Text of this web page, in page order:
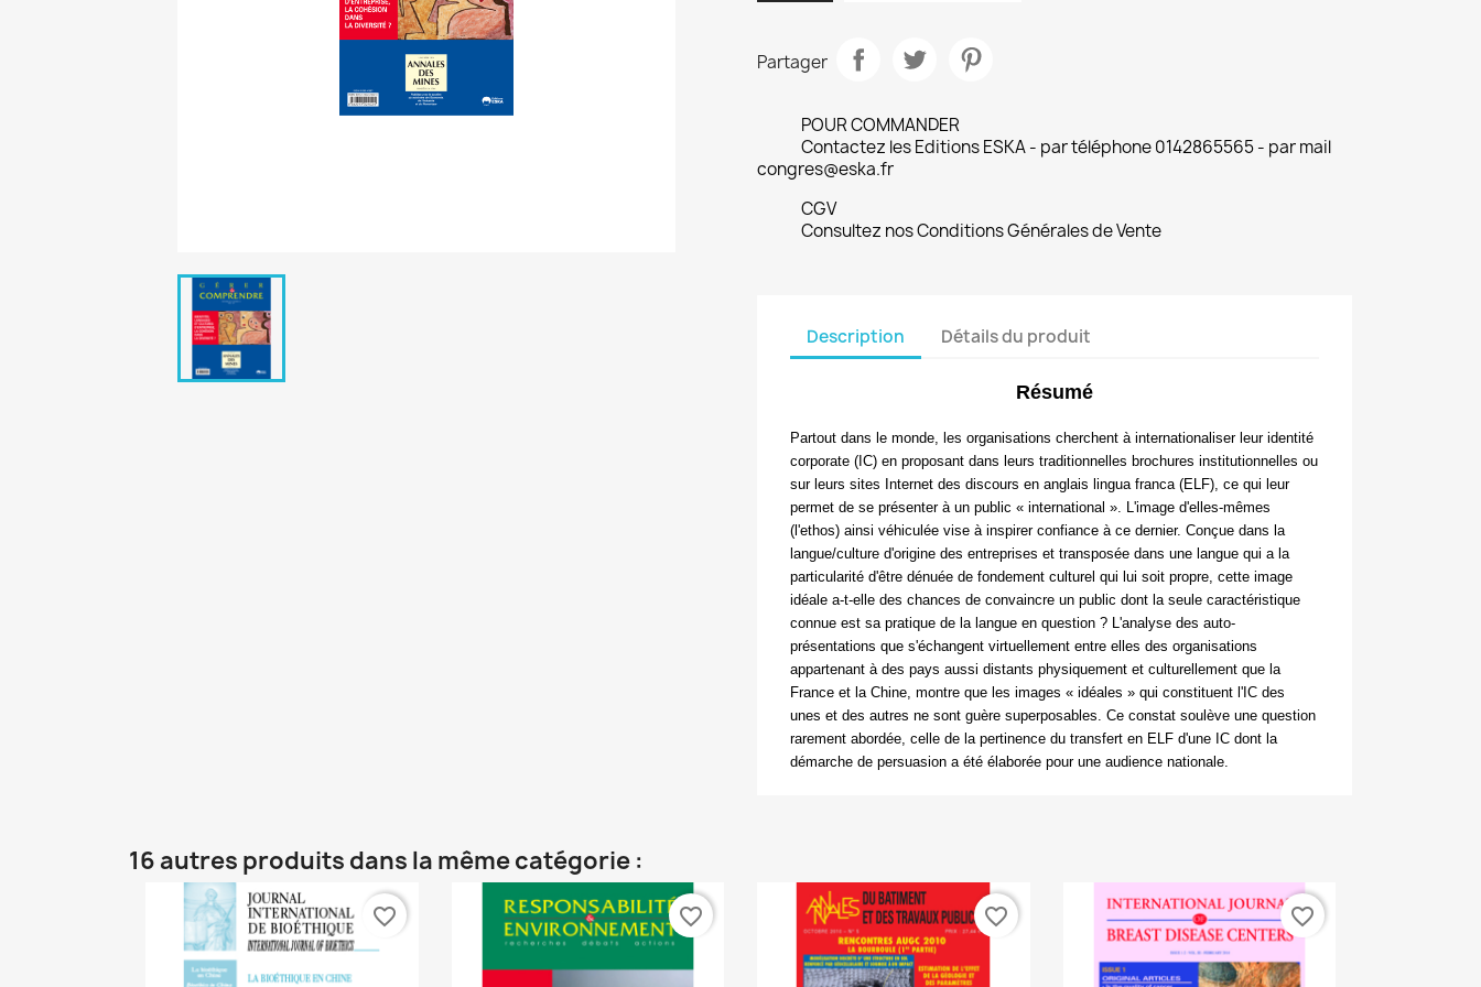
Partager
POUR COMMANDER
Contactez les Editions ESKA - par téléphone 0142865565 - par mail
congres@eska.fr
CGV
Consultez nos Conditions Générales de Vente
Description Détails du produit
Résumé
Partout dans le monde, les organisations cherchent à internationaliser leur identité
corporate (IC) en proposant dans leurs traditionnelles brochures institutionnelles ou
sur leurs sites Internet des discours en anglais lingua franca (ELF), ce qui leur
permet de se présenter à un public « international ». L'image d'elles-mêmes
(l'ethos) ainsi véhiculée vise à inspirer confiance à ce dernier. Conçue dans la
langue/culture d'origine des entreprises et transposée dans une langue qui a la
particularité d'être dénuée de fondement culturel qui lui soit propre, cette image
idéale a-t-elle des chances de convaincre un public dont la seule caractéristique
connue est sa pratique de la langue en question ? L'analyse des auto-
présentations que s'échangent virtuellement entre elles des organisations
appartenant à des pays aussi distants physiquement et culturellement que la
France et la Chine, montre que les images « idéales » qui constituent l'IC des
unes et des autres ne sont guère superposables. Ce constat soulève une question
rarement abordée, celle de la pertinence du transfert en ELF d'une IC dont la
démarche de persuasion a été élaborée pour une audience nationale.
16 autres produits dans la même catégorie :
favorite_border favorite_border favorite_border favorite_border